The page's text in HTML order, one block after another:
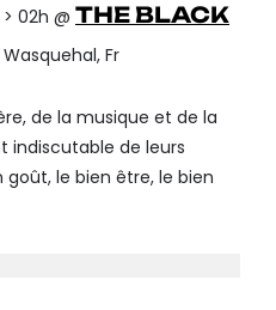
02h @ THE BLACK
Fr
de la musique et de la
de leurs
le bien être, le bien